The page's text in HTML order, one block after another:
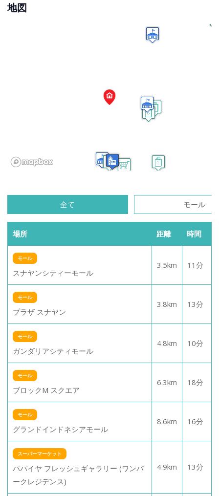
地図
全て モール
場所 距離 時間
モール
スナヤンシティーモール
3.5km 11 分
モール
プラザ スナヤン
3.8km 13分
モール
ガンダリアシティモール
4.8km 10分
モール
ブロックM スクエア
6.3km 18分
モール
グランドインドネシアモール
8.6km 16分
スーパーマーケット
パパイヤ フレッシュギャラリー (ワンパ
ークレジデンス)
4.9km 13分